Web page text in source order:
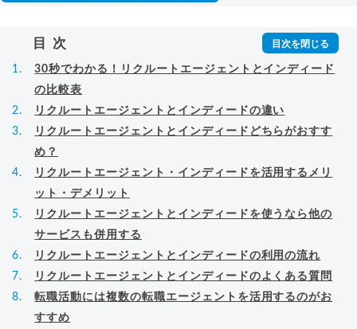
目次
30秒でわかる！リクルートエージェントとインディード
の比較表
リクルートエージェントとインディードの違い
リクルートエージェントとインディードどちらがおすす
め？
リクルートエージェント・インディードを活用するメリ
ット・デメリット
リクルートエージェントとインディードを使うなら他の
サービスも併用する
リクルートエージェントとインディードの利用の流れ
リクルートエージェントとインディードのよくある質問
転職活動には複数の転職エージェントを活用するのがお
すすめ